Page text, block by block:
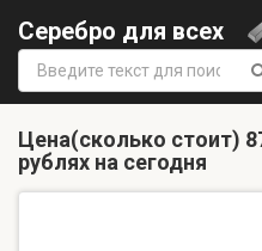
Серебро для всех
Поиск:
Цена(сколько стоит)
рублях на сегодня